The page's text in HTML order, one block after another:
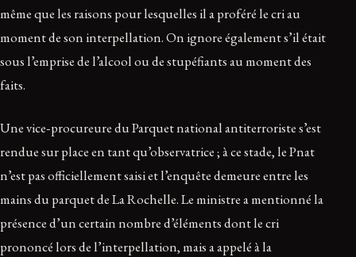
même que les raisons pour lesquelles il a proféré le cri au
moment de son interpellation. On ignore également s’il était
sous l’emprise de l’alcool ou de stupéfiants au moment des
faits.
Une vice‑procureure du Parquet national antiterroriste s’est
rendue sur place en tant qu’observatrice ; à ce stade, le Pnat
n’est pas officiellement saisi et l’enquête demeure entre les
mains du parquet de La Rochelle. Le ministre a mentionné la
présence d’un certain nombre d’éléments dont le cri
prononcé lors de l’interpellation, mais a appelé à la